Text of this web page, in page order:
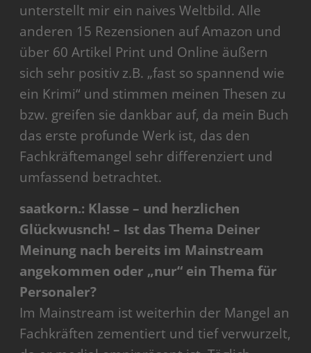
unterstellt mir ein naives Weltbild. Alle
anderen 15 Rezensionen auf Amazon und
über 60 Artikel Print und Online äußern
sich sehr positiv z.B. „fast so spannend wie
ein Krimi“ und stimmen meinen Thesen zu
bzw. greifen sie dankbar auf, da mein Buch
das erste profunde Werk ist, das den
Fachkräftemangel sehr differenziert und
umfassend betrachtet.
saatkorn.: Klasse – und herzlichen
Glückwusnch! – Ist das Thema Deiner
Meinung nach bereits im Mainstream
angekommen oder „nur“ ein Thema für
Personaler?
Im Mainstream ist weiterhin der Mangel an
Fachkräften zementiert und tief verwurzelt,